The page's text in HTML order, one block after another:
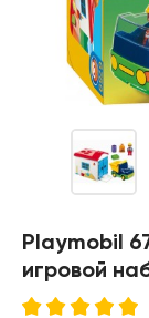
Playmobil
игровой